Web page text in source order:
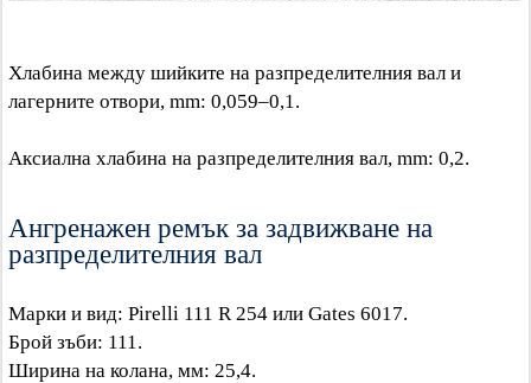
Хлабина между шийките на разпределителния вал и
лагерните отвори, mm: 0,059–0,1.
Аксиална хлабина на разпределителния вал, mm: 0,2.
Ангренажен ремък за задвижване на
разпределителния вал
Марки и вид: Pirelli 111 R 254 или Gates 6017.
Брой зъби: 111.
Ширина на колана, мм: 25,4.